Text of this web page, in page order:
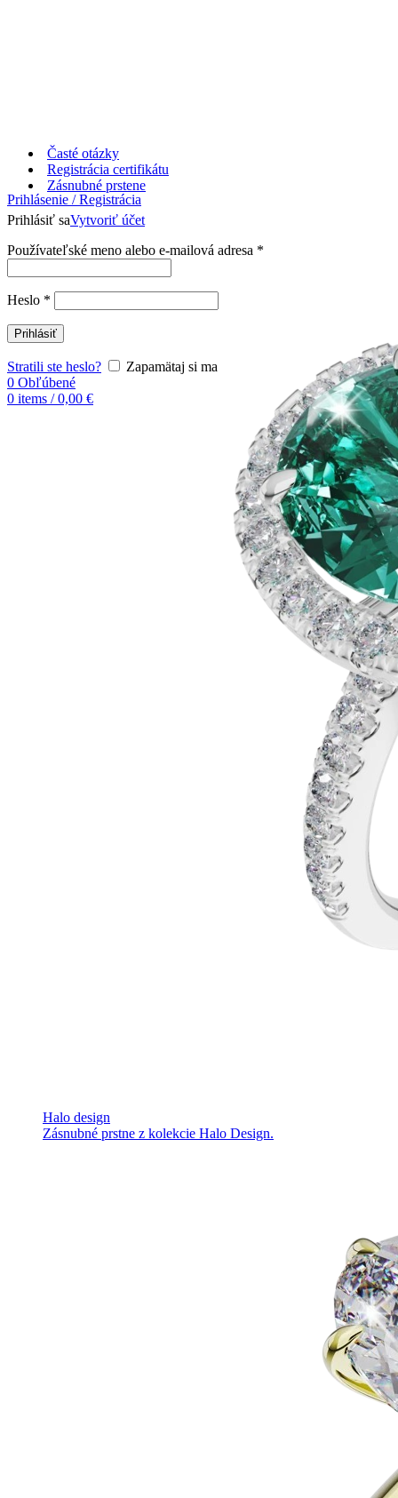
Časté otázky
Registrácia certifikátu
Prihlásenie / Registrácia
Prihlásiť saVytvoriť účet
Používateľské meno alebo e-mailová adresa *
Heslo *
Prihlásiť
Stratili ste heslo?
Zapamätaj si ma
0 Obľúbené
0 items / 0,00 €
Zásnubné prstene
Halo design
Zásnubné prstne z kolekcie Halo Design.